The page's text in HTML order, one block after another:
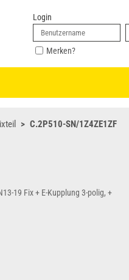
Login
Merken?
C.2P510-SN/1Z4ZE1ZF
19 Fix + E-Kupplung 3-polig, +